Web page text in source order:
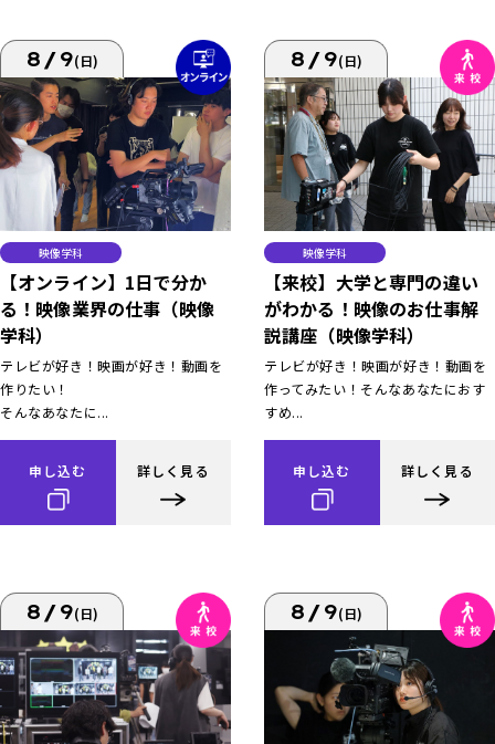
8/9(日)
映像学科
【オンライン】1日で分か
る！映像業界の仕事（映像
学科）
テレビが好き！映画が好き！動画を
作りたい！
そんなあなたに...
申し込む 詳しく見る
8/9(日)
映像学科
【来校】大学と専門の違い
がわかる！映像のお仕事解
説講座（映像学科）
テレビが好き！映画が好き！動画を
作ってみたい！そんなあなたにおす
すめ...
申し込む 詳しく見る
8/9(日) 8/9(日)